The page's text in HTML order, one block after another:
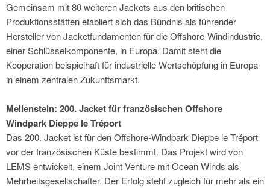
Gemeinsam mit 80 weiteren Jackets aus den britischen
Produktionsstätten etabliert sich das Bündnis als führender
Hersteller von Jacketfundamenten für die Offshore-Windindustrie,
einer Schlüsselkomponente, in Europa. Damit steht die
Kooperation beispielhaft für industrielle Wertschöpfung in Europa
in einem zentralen Zukunftsmarkt.
Meilenstein: 200. Jacket für französischen Offshore
Windpark Dieppe le Tréport
Das 200. Jacket ist für den Offshore-Windpark Dieppe le Tréport
vor der französischen Küste bestimmt. Das Projekt wird von
LEMS entwickelt, einem Joint Venture mit Ocean Winds als
Mehrheitsgesellschafter. Der Erfolg steht zugleich für mehr als ein